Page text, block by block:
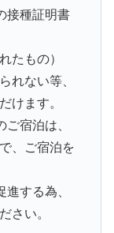
接種証明書
れたもの）
れない等、
けます。
宿泊は、
、ご宿泊を
する為、
さい。